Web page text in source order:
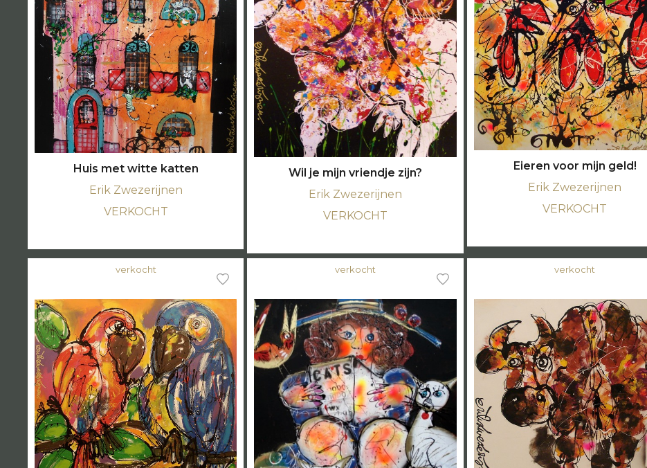
Huis met witte katten
Erik Zwezerijnen
VERKOCHT
Wil je mijn vriendje zijn?
Erik Zwezerijnen
VERKOCHT
Eieren voor mijn geld!
Erik Zwezerijnen
VERKOCHT
verkocht verkocht verkocht